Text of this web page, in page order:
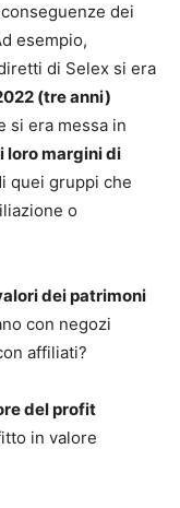
dei
esempio,
di Selex si era
(tre anni)
si era messa in
loro margini di
quei gruppi che
o
dei patrimoni
con negozi
affiliati?
del profit
in valore